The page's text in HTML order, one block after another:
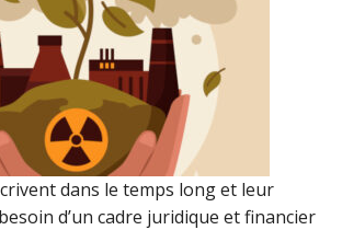
dans le temps long et leur
d’un cadre juridique et financier